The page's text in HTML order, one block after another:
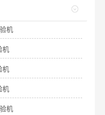
机
机
机
机
机